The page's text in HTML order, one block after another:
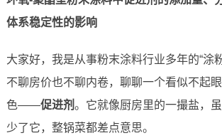
体系稳定性的影响
大家好，我是从事粉末涂料行业多年的“涂
不聊房价也不聊内卷，聊聊一个看似不起
色——促进剂。它就像厨房里的一撮盐，
少了它，整锅菜都差点意思。